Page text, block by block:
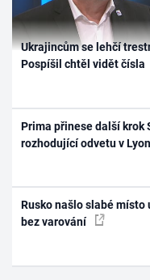
Ukrajincům se lehčí
Pospíšil chtěl vidět čísla
Prima přinese další krok
rozhodující odvetu v
Rusko našlo slabé
bez varování